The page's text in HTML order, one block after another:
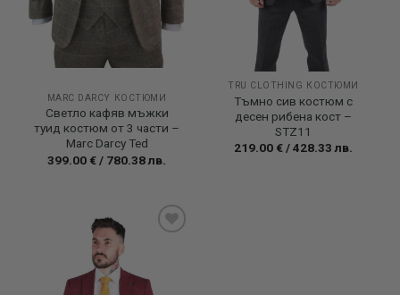
MARC DARCY КОСТЮМИ
Светло кафяв мъжки
туид костюм от 3 части –
Marc Darcy Ted
399.00 € / 780.38лв.
TRU CLOTHING КОСТЮМИ
Тъмно сив костюм с
десен рибена кост –
STZ11
219.00 €/428.33лв.